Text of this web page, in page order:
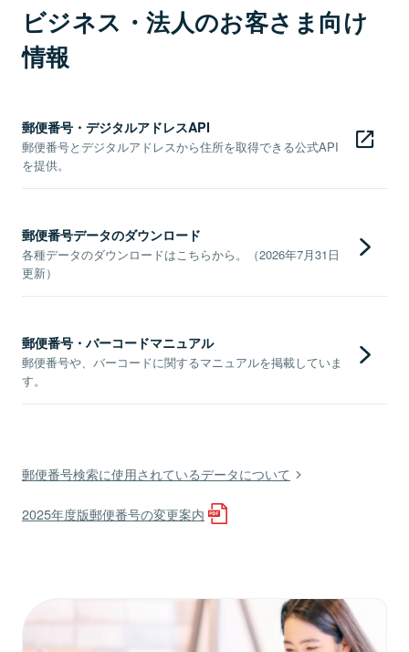
ビジネス・法人のお客さま向け
情報
郵便番号・デジタルアドレスAPI
郵便番号とデジタルアドレスから住所を取得できる公式API
を提供。
郵便番号データのダウンロード
各種データのダウンロードはこちらから。（2026年7月31日
更新）
郵便番号・バーコードマニュアル
郵便番号や、バーコードに関するマニュアルを掲載していま
す。
郵便番号検索に使用されているデータについて
2025年度版郵便番号の変更案内